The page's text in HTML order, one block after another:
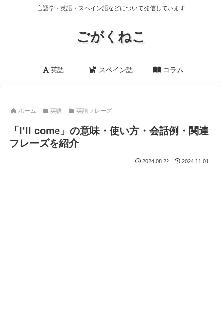
言語学・英語・スペイン語などについて発信しています
ごがくねこ
英語 スペイン語 コラム
ホーム 英語 英語フレーズ
「I’ll come」の意味・使い方・会話例・関連
フレーズを紹介
2024.08.22 2024.11.01